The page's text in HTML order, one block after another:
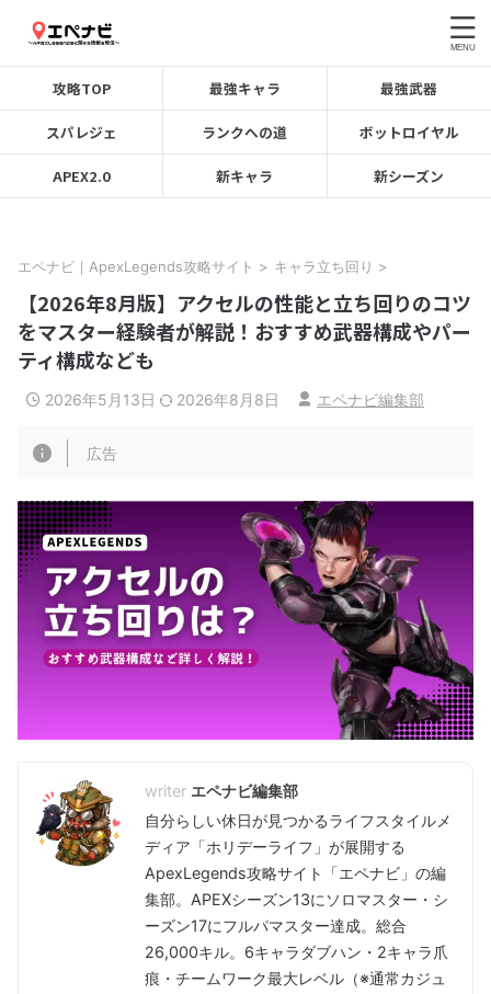
攻略TOP 最強キャラ 最強武器
スパレジェ ランクへの道 ボットロイヤル
APEX2.0 新キャラ 新シーズン
エペナビ｜ApexLegends攻略サイト > キャラ立ち回り >
【2026年8月版】アクセルの性能と立ち回りのコツ
をマスター経験者が解説！おすすめ武器構成やパー
ティ構成なども
2026年5月13日 2026年8月8日 エペナビ編集部
広告
エペナビ編集部
自分らしい休日が見つかるライフスタイルメ
ディア「ホリデーライフ」が展開する
ApexLegends攻略サイト「エペナビ」の編
集部。APEXシーズン13にソロマスター・シ
ーズン17にフルパマスター達成。総合
26,000キル。6キャラダブハン・2キャラ爪
痕・チームワーク最大レベル（※通常カジュ